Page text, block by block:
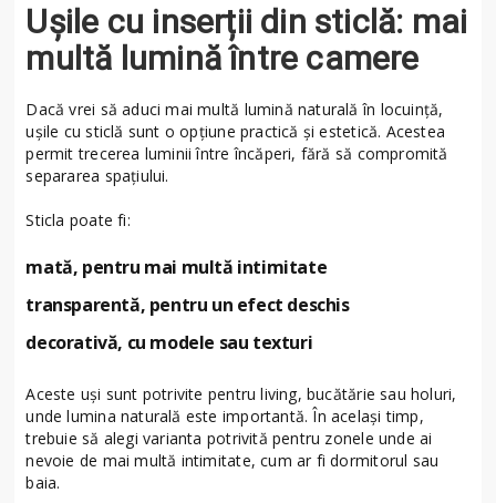
Ușile cu inserții din sticlă: mai
multă lumină între camere
Dacă vrei să aduci mai multă lumină naturală în locuință,
ușile cu sticlă sunt o opțiune practică și estetică. Acestea
permit trecerea luminii între încăperi, fără să compromită
separarea spațiului.
Sticla poate fi:
mată, pentru mai multă intimitate
transparentă, pentru un efect deschis
decorativă, cu modele sau texturi
Aceste uși sunt potrivite pentru living, bucătărie sau holuri,
unde lumina naturală este importantă. În același timp,
trebuie să alegi varianta potrivită pentru zonele unde ai
nevoie de mai multă intimitate, cum ar fi dormitorul sau
baia.